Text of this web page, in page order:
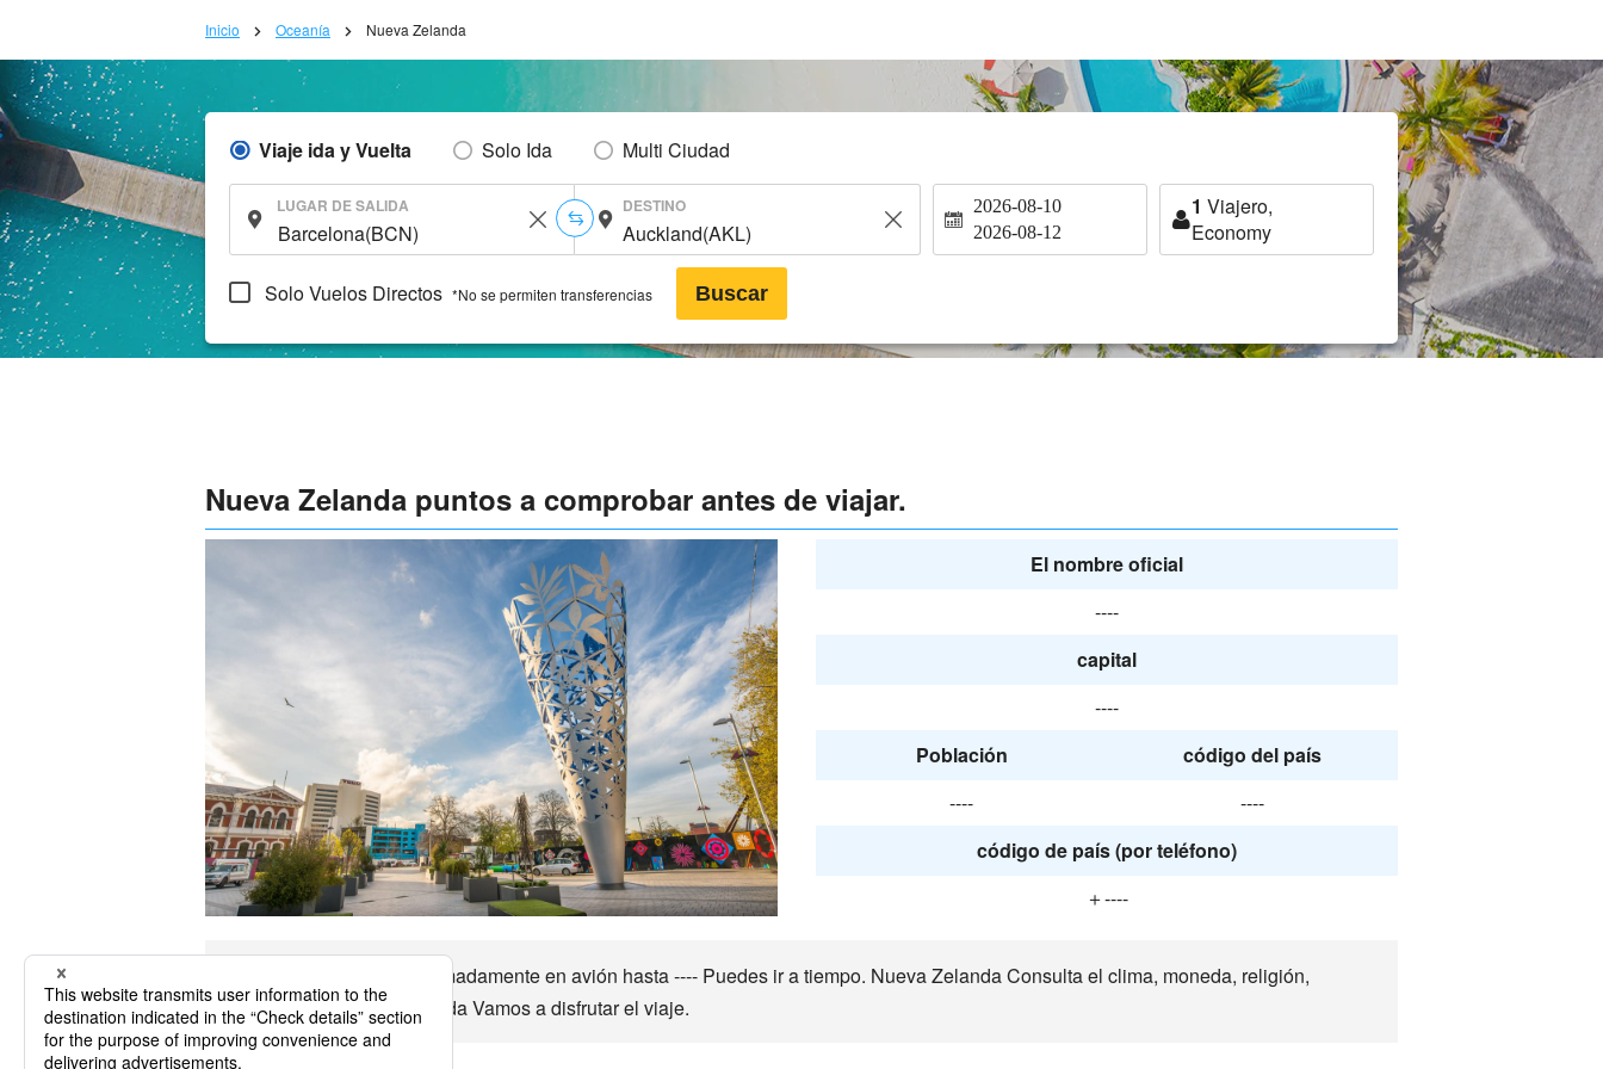
Inicio Oceanía Nueva Zelanda
Viaje ida y Vuelta Solo Ida Multi Ciudad
LUGAR DE SALIDA DESTINO 2026-08-10
2026-08-12
1 Viajero,
Economy
Solo Vuelos Directos *No se permiten transferencias Buscar
Nueva Zelanda puntos a comprobar antes de viajar.
El nombre oficial
----
capital
----
Población
código del país
----
----
código de país (por teléfono)
＋----
Nueva Zelanda Es aproximadamente en avión hasta ---- Puedes ir a tiempo. Nueva Zelanda Consulta el clima, moneda, religión,
modales etc. Nueva Zelanda Vamos a disfrutar el viaje.